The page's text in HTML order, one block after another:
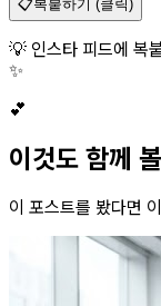
📋복붙하기 (클릭)
💡 인스타 피드에 복
✨
💕
이것도 함께
이 포스트를 봤다면